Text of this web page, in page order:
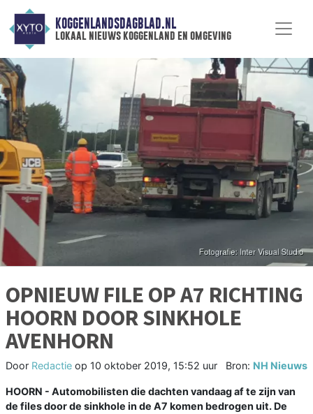
KOGGENLANDSDAGBLAD.NL
lokaal nieuws koggenland en omgeving
OPNIEUW FILE OP A7 RICHTING
HOORN DOOR SINKHOLE
AVENHORN
Door Redactie op 10 oktober 2019, 15:52 uur Bron: NH Nieuws
HOORN - Automobilisten die dachten vandaag af te zijn van
de files door de sinkhole in de A7 komen bedrogen uit. De